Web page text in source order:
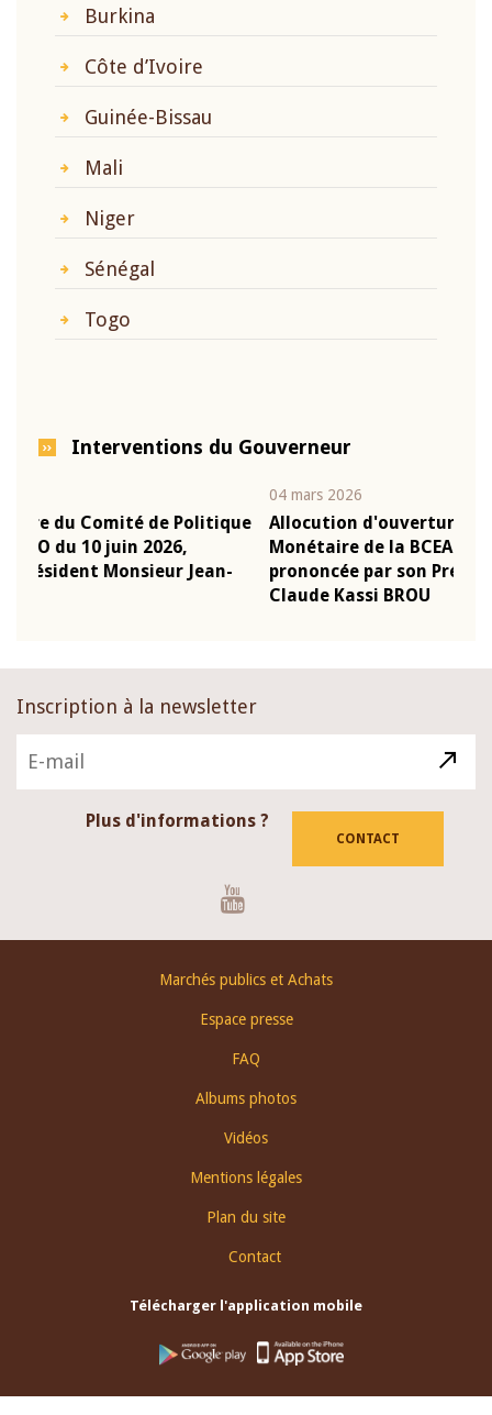
Burkina
Côte d’Ivoire
Guinée-Bissau
Mali
Niger
Sénégal
Togo
Interventions du Gouverneur
Allocution d'ouverture du Comité de Politique
Monétaire de la BCEAO du 4 mars 2026,
prononcée par son Président Monsieur Jean-
Inscription à la newsletter
Plus d'informations ?
CONTACT
Marchés publics et Achats
Espace presse
FAQ
Albums photos
Vidéos
Mentions légales
Plan du site
Contact
Télécharger l'application mobile